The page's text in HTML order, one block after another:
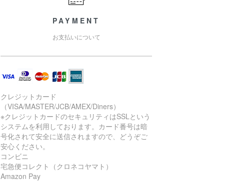
PAYMENT
お支払いについて
クレジットカード
（VISA/MASTER/JCB/AMEX/Diners）
※クレジットカードのセキュリティはSSLという
システムを利用しております。カード番号は暗
号化されて安全に送信されますので、どうぞご
安心ください。
コンビニ
宅急便コレクト（クロネコヤマト）
Amazon Pay